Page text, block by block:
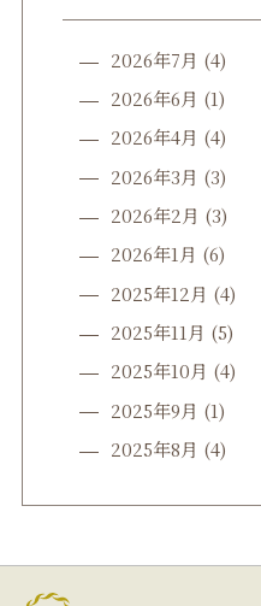
2026年7月 (4)
2026年6月 (1)
2026年4月 (4)
2026年3月 (3)
2026年2月 (3)
2026年1月 (6)
2025年12月 (4)
2025年11月 (5)
2025年10月 (4)
2025年9月 (1)
2025年8月 (4)